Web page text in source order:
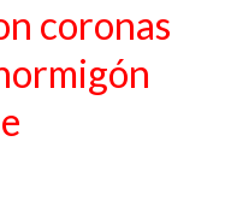
coronas